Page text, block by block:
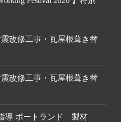
改修工事・瓦屋根葺き替
改修工事・瓦屋根葺き替
導 ポートランド 製材